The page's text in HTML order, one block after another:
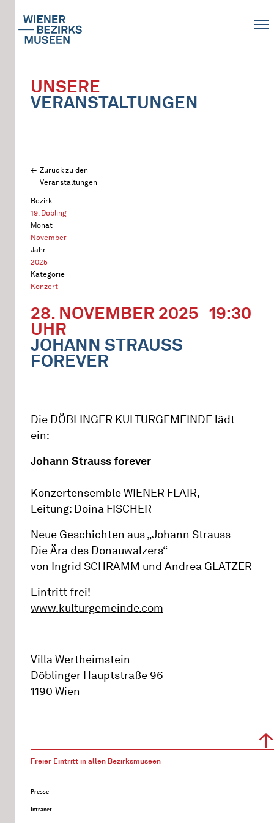
UNSERE
VERANSTALTUNGEN
Zurück zu den
Veranstaltungen
Bezirk
19. Döbling
Monat
November
Jahr
2025
Kategorie
Konzert
28. NOVEMBER 2025 19:30
UHR
JOHANN STRAUSS
FOREVER
Die DÖBLINGER KULTURGEMEINDE lädt
ein:
Johann Strauss forever
Konzertensemble WIENER FLAIR,
Leitung: Doina FISCHER
Neue Geschichten aus „Johann Strauss –
Die Ära des Donauwalzers“
von Ingrid SCHRAMM und Andrea GLATZER
Eintritt frei!
www.kulturgemeinde.com
Villa Wertheimstein
Döblinger Hauptstraße 96
1190 Wien
Freier Eintritt in allen Bezirksmuseen
Presse
Intranet